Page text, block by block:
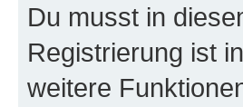
Du musst in
Registrierung ist
weitere